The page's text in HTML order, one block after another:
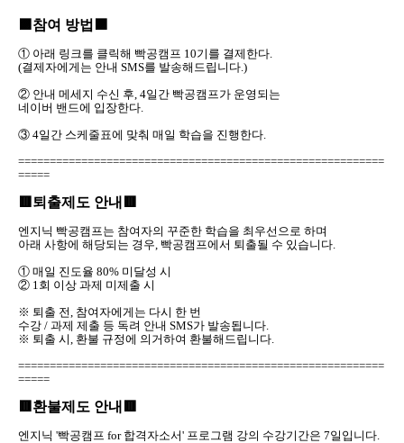
🟪참여 방법🟪
① 아래 링크를 클릭해 빡공캠프 10기를 결제한다.
(결제자에게는 안내 SMS를 발송해드립니다.)
② 안내 메세지 수신 후, 4일간 빡공캠프가 운영되는
네이버 밴드에 입장한다.
③ 4일간 스케줄표에 맞춰 매일 학습을 진행한다.
==========================================================
=====
🟥퇴출제도 안내🟥
엔지닉 빡공캠프는 참여자의 꾸준한 학습을 최우선으로 하며
아래 사항에 해당되는 경우, 빡공캠프에서 퇴출될 수 있습니다.
① 매일 진도율 80% 미달성 시
② 1회 이상 과제 미제출 시
※ 퇴출 전, 참여자에게는 다시 한 번
수강 / 과제 제출 등 독려 안내 SMS가 발송됩니다.
※ 퇴출 시, 환불 규정에 의거하여 환불해드립니다.
==========================================================
=====
🟥환불제도 안내🟥
엔지닉 '빡공캠프 for 합격자소서' 프로그램 강의 수강기간은 7일입니다.